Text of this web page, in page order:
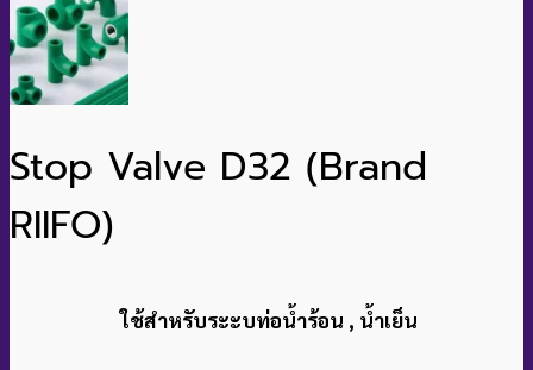
Stop Valve D32 (Brand
RIIFO)
ใช้สำหรับระะบท่อน้ำร้อน , น้ำเย็น